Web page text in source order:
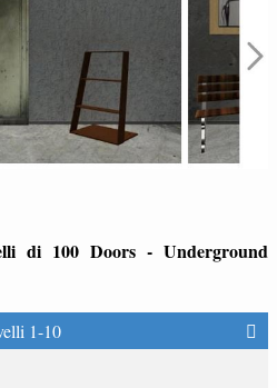
di 100 Doors - Underground
1-10